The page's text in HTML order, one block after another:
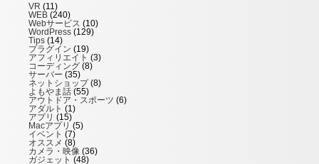
VR (11)
WEB (240)
Webサービス (10)
WordPress (129)
Tips (14)
プラグイン (19)
アフィリエイト (3)
コーディング (8)
サーバー (35)
ネットショップ(8)
よもやま話 (55)
アウトドア・スポーツ (6)
アダルト (1)
アプリ (15)
Macアプリ (5)
イベント (7)
オススメ (8)
カメラ・映像 (36)
ガジェット (48)